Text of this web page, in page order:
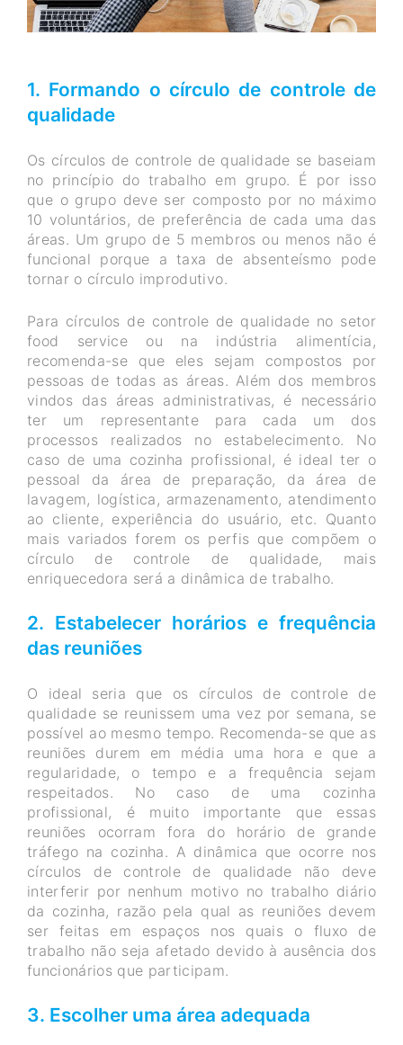
1. Formando o círculo de controle de
qualidade
Os círculos de controle de qualidade se baseiam
no princípio do trabalho em grupo. É por isso
que o grupo deve ser composto por no máximo
10 voluntários, de preferência de cada uma das
áreas. Um grupo de 5 membros ou menos não é
funcional porque a taxa de absenteísmo pode
tornar o círculo improdutivo.
Para círculos de controle de qualidade no setor
food service ou na indústria alimentícia,
recomenda-se que eles sejam compostos por
pessoas de todas as áreas. Além dos membros
vindos das áreas administrativas, é necessário
ter um representante para cada um dos
processos realizados no estabelecimento. No
caso de uma cozinha profissional, é ideal ter o
pessoal da área de preparação, da área de
lavagem, logística, armazenamento, atendimento
ao cliente, experiência do usuário, etc. Quanto
mais variados forem os perfis que compõem o
círculo de controle de qualidade, mais
enriquecedora será a dinâmica de trabalho.
2. Estabelecer horários e frequência
das reuniões
O ideal seria que os círculos de controle de
qualidade se reunissem uma vez por semana, se
possível ao mesmo tempo. Recomenda-se que as
reuniões durem em média uma hora e que a
regularidade, o tempo e a frequência sejam
respeitados. No caso de uma cozinha
profissional, é muito importante que essas
reuniões ocorram fora do horário de grande
tráfego na cozinha. A dinâmica que ocorre nos
círculos de controle de qualidade não deve
interferir por nenhum motivo no trabalho diário
da cozinha, razão pela qual as reuniões devem
ser feitas em espaços nos quais o fluxo de
trabalho não seja afetado devido à ausência dos
funcionários que participam.
3. Escolher uma área adequada